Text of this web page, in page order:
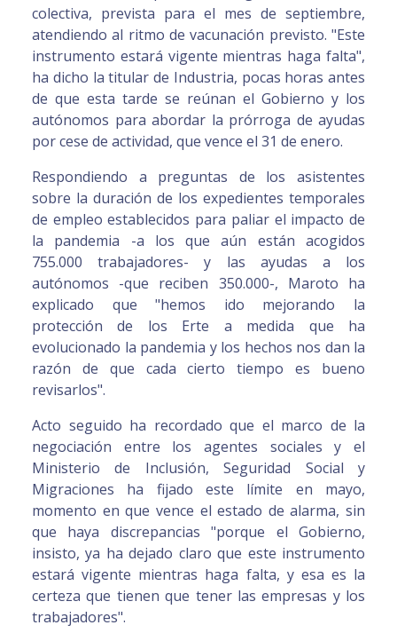
colectiva, prevista para el mes de septiembre,
atendiendo al ritmo de vacunación previsto. "Este
instrumento estará vigente mientras haga falta",
ha dicho la titular de Industria, pocas horas antes
de que esta tarde se reúnan el Gobierno y los
autónomos para abordar la prórroga de ayudas
por cese de actividad, que vence el 31 de enero.
Respondiendo a preguntas de los asistentes
sobre la duración de los expedientes temporales
de empleo establecidos para paliar el impacto de
la pandemia -a los que aún están acogidos
755.000 trabajadores- y las ayudas a los
autónomos -que reciben 350.000-, Maroto ha
explicado que "hemos ido mejorando la
protección de los Erte a medida que ha
evolucionado la pandemia y los hechos nos dan la
razón de que cada cierto tiempo es bueno
revisarlos".
Acto seguido ha recordado que el marco de la
negociación entre los agentes sociales y el
Ministerio de Inclusión, Seguridad Social y
Migraciones ha fijado este límite en mayo,
momento en que vence el estado de alarma, sin
que haya discrepancias "porque el Gobierno,
insisto, ya ha dejado claro que este instrumento
estará vigente mientras haga falta, y esa es la
certeza que tienen que tener las empresas y los
trabajadores".